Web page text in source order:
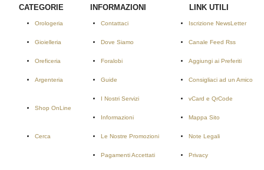
CATEGORIE
Orologeria
Gioielleria
Oreficeria
Argenteria
Shop OnLine
Cerca
INFORMAZIONI
Contattaci
Dove Siamo
Foralobi
Guide
I Nostri Servizi
Informazioni
Le Nostre Promozioni
Pagamenti Accettati
LINK UTILI
Iscrizione NewsLetter
Canale Feed Rss
Aggiungi ai Preferiti
Consigliaci ad un Amico
vCard e QrCode
Mappa Sito
Note Legali
Privacy